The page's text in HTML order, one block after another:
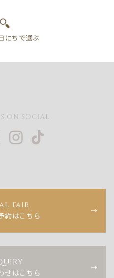
ON SOCIAL
fair
約はこちら
せはこちら